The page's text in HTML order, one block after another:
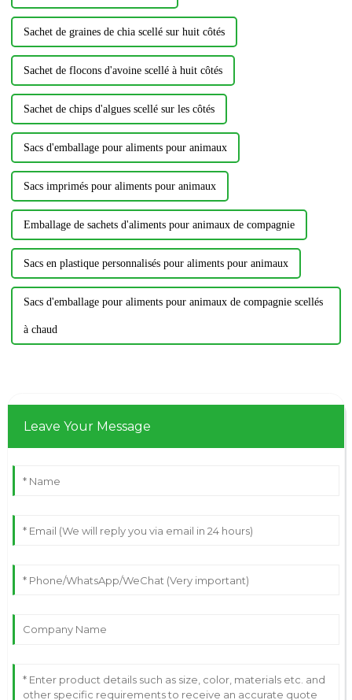
Sachet de graines de chia scellé sur huit côtés
Sachet de flocons d'avoine scellé à huit côtés
Sachet de chips d'algues scellé sur les côtés
Sacs d'emballage pour aliments pour animaux
Sacs imprimés pour aliments pour animaux
Emballage de sachets d'aliments pour animaux de compagnie
Sacs en plastique personnalisés pour aliments pour animaux
Sacs d'emballage pour aliments pour animaux de compagnie scellés
à chaud
Leave Your Message